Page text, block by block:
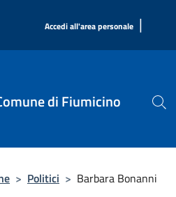
Accedi all'area personale |
di Fiumicino
> Politici > Barbara Bonanni